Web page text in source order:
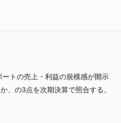
トの売上・利益の規模感が開示
、の3点を次期決算で照合する。